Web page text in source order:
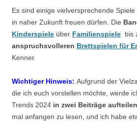
Es sind einige vielversprechende
in naher Zukunft freuen dürfen. Die
Kinderspiele über Familienspiele bis
anspruchsvolleren Brettspielen für
Kenner.
Wichtiger Hinweis: Aufgrund der
die ich euch vorstellen möchte, werde
Trends 2024 in zwei Beiträge aufteilen
mal anfangen zu lesen, und ich habe